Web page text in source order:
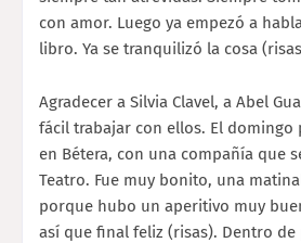
con amor. Luego ya empezó a
libro. Ya se tranquilizó la cosa
Agradecer a Silvia Clavel, a Abel
fácil trabajar con ellos. El domingo
en Bétera, con una compañía que
Teatro. Fue muy bonito, una
porque hubo un aperitivo muy
así que final feliz (risas). Dentro